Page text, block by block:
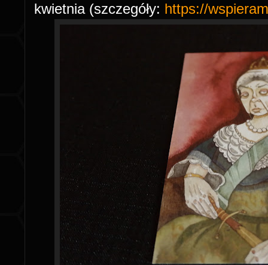
kwietnia (szczegóły: https://